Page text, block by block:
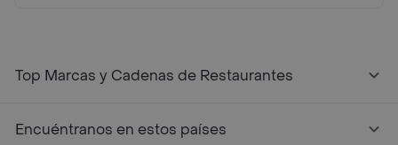
Top Marcas y Cadenas de Restaurantes
Encuéntranos en estos países